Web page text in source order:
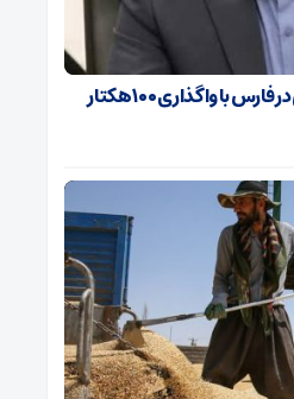
چهار طرح شهرک صنعتی در فارس با واگذاری ۱۰۰ هکتار